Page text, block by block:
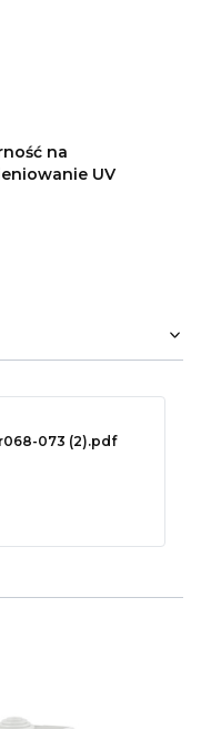
na
UV
073 (2).pdf